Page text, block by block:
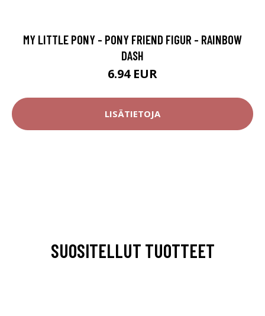
MY LITTLE PONY - PONY FRIEND FIGUR - RAINBOW
DASH
6.94 EUR
LISÄTIETOJA
SUOSITELLUT TUOTTEET